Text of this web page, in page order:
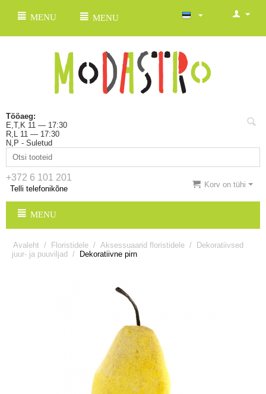
MENU MENU
Tööaeg:
E,T,K 11 — 17:30
R,L 11 — 17:30
N,P - Suletud
+372 6 101 201
Telli telefonikõne Korv on tühi
MENU
Avaleht / Floristidele / Aksessuaarid floristidele /
Dekoratiivsed
juur- ja puuviljad
/ Dekoratiivne pirn